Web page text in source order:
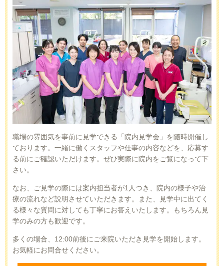
職場の雰囲気を事前に見学できる「院内見学会」を随時開催し
ております。一緒に働くスタッフや仕事の内容などを、応募す
る前にご確認いただけます。ぜひ実際に院内をご覧になって下
さい。
なお、ご見学の際には案内担当者が1人つき、院内の様子や治
療の流れなど説明させていただきます。また、見学中に出てく
る様々な質問に対しても丁寧にお答えいたします。もちろん見
学のみの方も歓迎です。
多くの場合、12:00前後にご来院いただき見学を開始します。
お気軽にお問合せください。